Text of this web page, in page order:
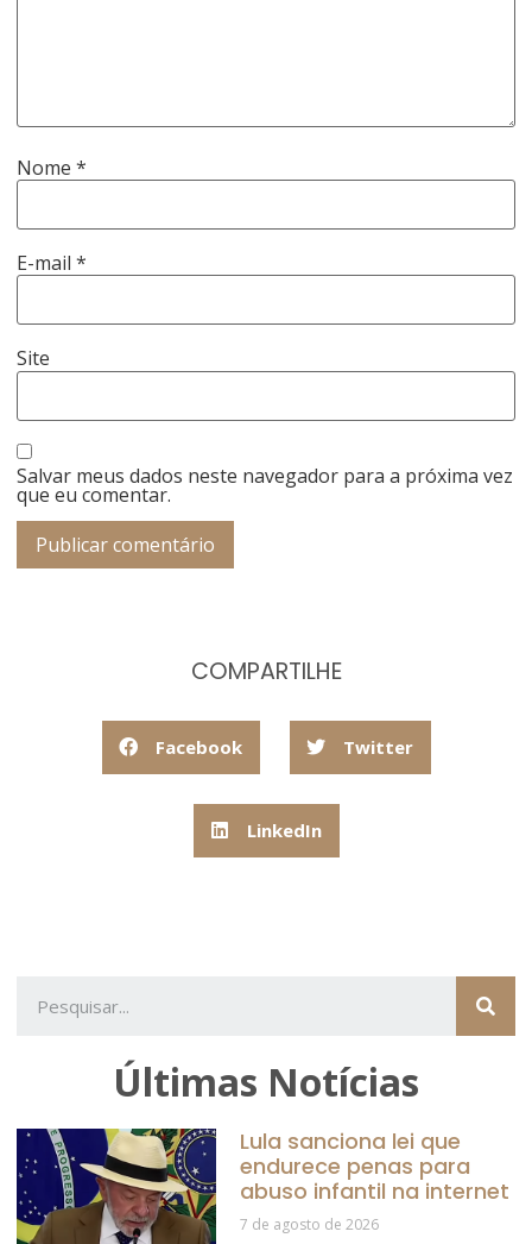
Nome*
E-mail*
Site
Salvar meus dados neste navegador para a próxima vez
que eu comentar.
COMPARTILHE
Facebook Twitter
LinkedIn
Últimas Notícias
Lula sanciona lei que
endurece penas para
abuso infantil na internet
7 de agosto de 2026